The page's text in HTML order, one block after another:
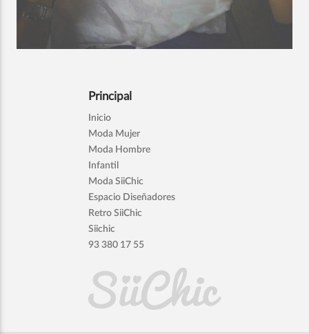
Principal
Inicio
Moda Mujer
Moda Hombre
Infantil
Moda SiiChic
Espacio Diseñadores
Retro SiiChic
Siichic
93 380 17 55